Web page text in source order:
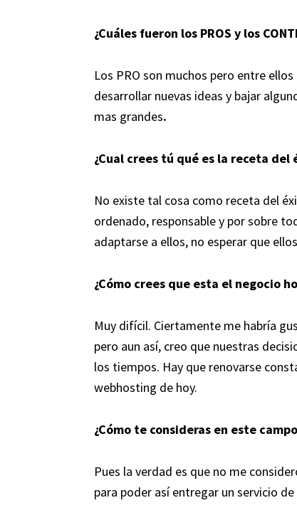
¿Cuáles fueron los PROS y los
Los PRO son muchos pero entre
desarrollar nuevas ideas y bajar
mas grandes.
¿Cual crees tú qué es la receta del
No existe tal cosa como receta del
ordenado, responsable y por sobre
adaptarse a ellos, no esperar que
¿Cómo crees que esta el negocio
Muy difícil. Ciertamente me habría
pero aun así, creo que nuestras
los tiempos. Hay que renovarse
webhosting de hoy.
¿Cómo te consideras en este
Pues la verdad es que no me
para poder así entregar un servicio